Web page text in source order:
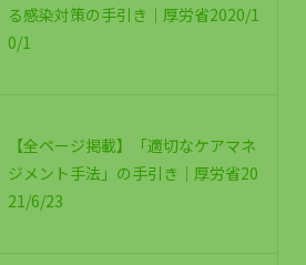
る感染対策の手引き｜厚労省2020/1
0/1
【全ページ掲載】「適切なケアマネ
ジメント手法」の手引き｜厚労省20
21/6/23